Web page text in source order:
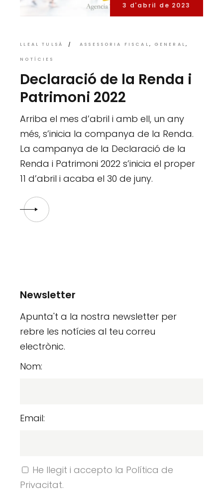
3 d'abril de 2023
LLEAL TULSÀ ASSESSORIA FISCAL GENERAL
NOTÍCIES
Declaració de la Renda i
Patrimoni 2022
Arriba el mes d’abril i amb ell, un any
més, s’inicia la companya de la Renda.
La campanya de la Declaració de la
Renda i Patrimoni 2022 s’inicia el proper
11 d’abril i acaba el 30 de juny.
Newsletter
Apunta't a la nostra newsletter per
rebre les notícies al teu correu
electrònic.
Nom:
Email:
He llegit i accepto la Política de
Privacitat.